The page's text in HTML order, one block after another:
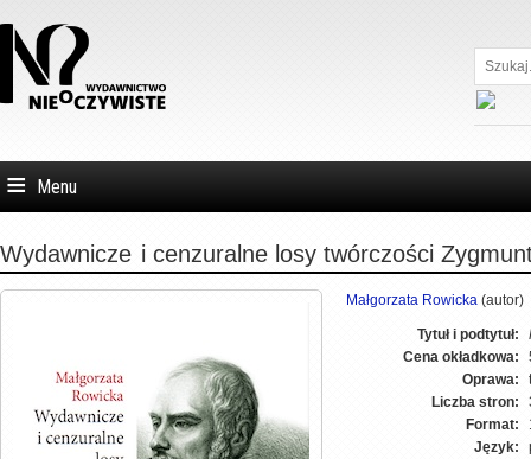
Szukaj...
Menu
Wydawnicze i cenzuralne losy twórczości
Małgorzata Rowicka (autor)
Tytuł i podtytuł:
Cena okładkowa:
Oprawa:
Liczba stron:
Format:
Język: